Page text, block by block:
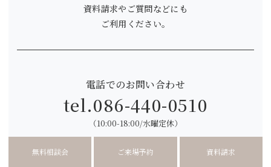
資料請求やご質問などにも
ご利用ください。
電話でのお問い合わせ
tel.086-440-0510
（10:00-18:00/水曜定休）
無料相談会 ご来場予約 資料請求